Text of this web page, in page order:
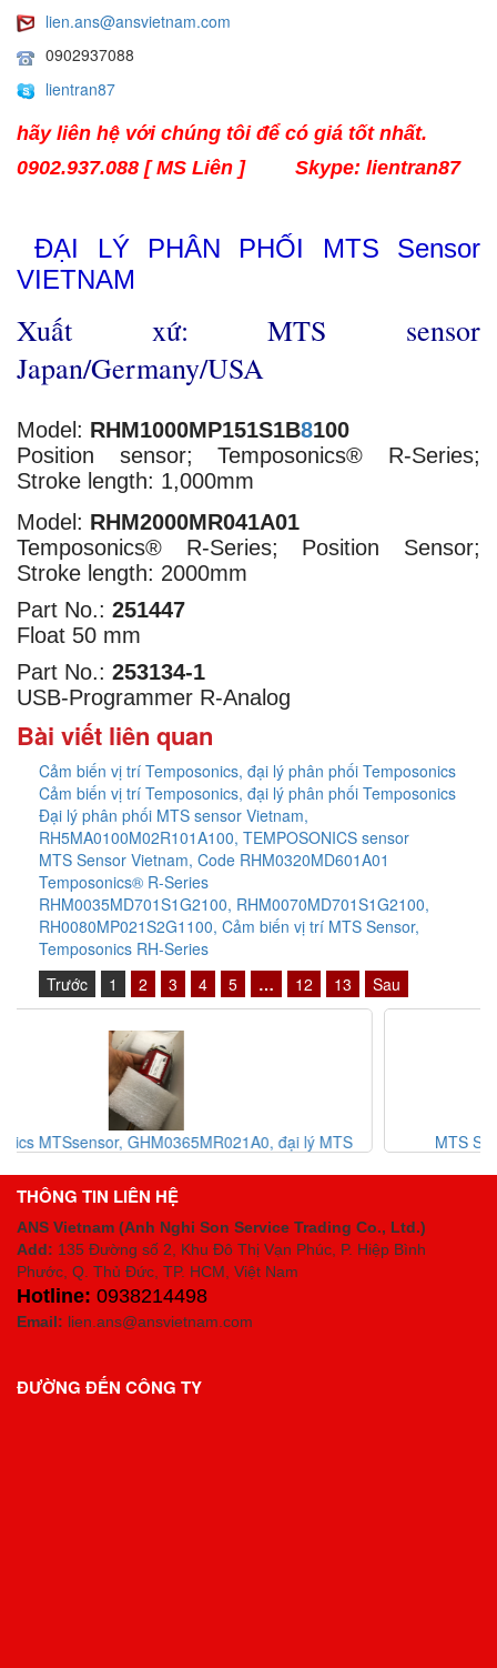
lien.ans@ansvietnam.com
0902937088
lientran87
hãy liên hệ với chúng tôi để có giá tốt nhất.
0902.937.088 [ MS Liên ]Skype: lientran87
ĐẠI LÝ PHÂN PHỐI MTS Sensor
VIETNAM
Xuất xứ: MTS sensor
Japan/Germany/USA
Model: RHM1000MP151S1B8100
Position sensor; Temposonics® R-Series;
Stroke length: 1,000mm
Model: RHM2000MR041A01
Temposonics® R-Series; Position Sensor;
Stroke length: 2000mm
Part No.: 251447
Float 50 mm
Part No.: 253134-1
USB-Programmer R-Analog
Bài viết liên quan
Cảm biến vị trí Temposonics, đại lý phân phối Temposonics
Cảm biến vị trí Temposonics, đại lý phân phối Temposonics
Đại lý phân phối MTS sensor Vietnam,
RH5MA0100M02R101A100, TEMPOSONICS sensor
MTS Sensor Vietnam, Code RHM0320MD601A01
Temposonics® R-Series
RHM0035MD701S1G2100, RHM0070MD701S1G2100,
RH0080MP021S2G1100, Cảm biến vị trí MTS Sensor,
Temposonics RH-Series
Trước
1 2 3 4 5 … 12 13 Sau
đại lý MTS
MTS Sensor Vietnam, Code
THÔNG TIN LIÊN HỆ
ANS Vietnam (Anh Nghi Son Service Trading Co., Ltd.)
Add: 135 Đường số 2, Khu Đô Thị Vạn Phúc, P. Hiệp Bình
Phước, Q. Thủ Đức, TP. HCM , Việt Nam
Hotline: 0938214498
Email: lien.ans@ansvietnam.com
ĐƯỜNG ĐẾN CÔNG TY